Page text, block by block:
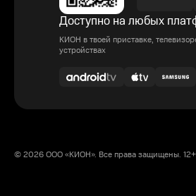
Доступно на любых
КИОН в твоей приставке,
устройствах
© 2026 ООО «КИОН». Все права защищены. 12+